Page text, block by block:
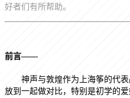
好者们 有所帮助。
前言——
神声与敦煌作为上海筝的代
放到一起做对比，特别是初学的